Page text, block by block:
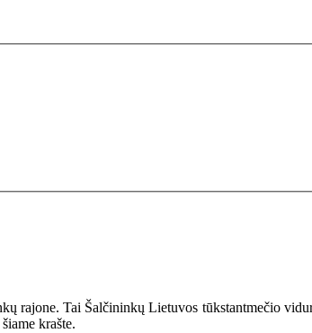
rajone. Tai Šalčininkų Lietuvos tūkstantmečio
krašte.